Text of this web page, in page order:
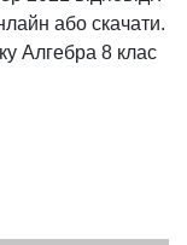
або скачати.
Алгебра 8 клас